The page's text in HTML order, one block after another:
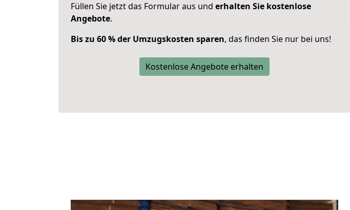
Füllen Sie jetzt das Formular aus und erhalten Sie kostenlose
Angebote.
Bis zu 60 % der Umzugskosten sparen, das finden Sie nur bei uns!
Kostenlose Angebote erhalten